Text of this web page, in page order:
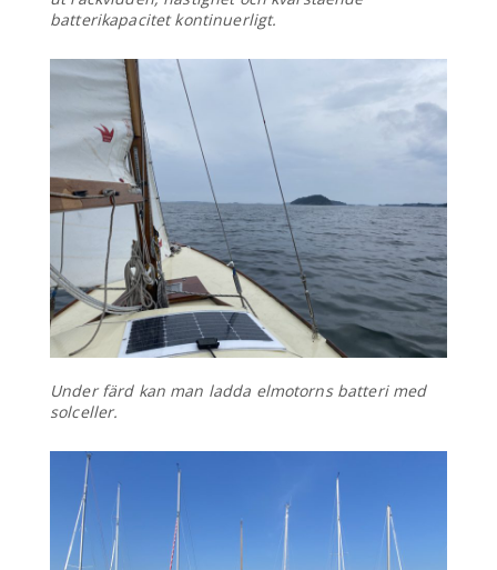
batterikapacitet kontinuerligt.
Under färd kan man ladda elmotorns batteri med
solceller.